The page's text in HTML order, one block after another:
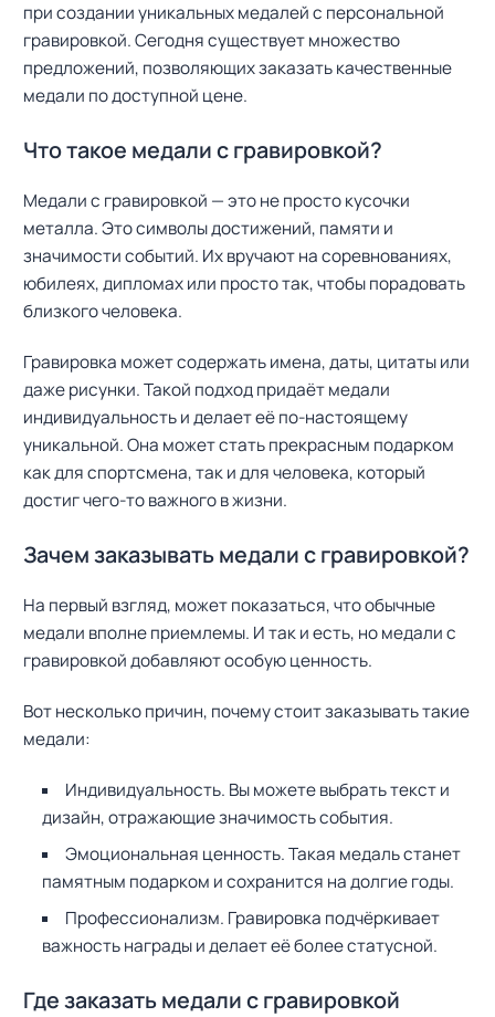
при создании уникальных медалей с персональной
гравировкой. Сегодня существует множество
предложений, позволяющих заказать качественные
медали по доступной цене.
Что такое медали с гравировкой?
Медали с гравировкой — это не просто кусочки
металла. Это символы достижений, памяти и
значимости событий. Их вручают на соревнованиях,
юбилеях, дипломах или просто так, чтобы порадовать
близкого человека.
Гравировка может содержать имена, даты, цитаты или
даже рисунки. Такой подход придаёт медали
индивидуальность и делает её по-настоящему
уникальной. Она может стать прекрасным подарком
как для спортсмена, так и для человека, который
достиг чего-то важного в жизни.
Зачем заказывать медали с гравировкой?
На первый взгляд, может показаться, что обычные
медали вполне приемлемы. И так и есть, но медали с
гравировкой добавляют особую ценность.
Вот несколько причин, почему стоит заказывать такие
медали:
Индивидуальность. Вы можете выбрать текст и
дизайн, отражающие значимость события.
Эмоциональная ценность. Такая медаль станет
памятным подарком и сохранится на долгие годы.
Профессионализм. Гравировка подчёркивает
важность награды и делает её более статусной.
Где заказать медали с гравировкой